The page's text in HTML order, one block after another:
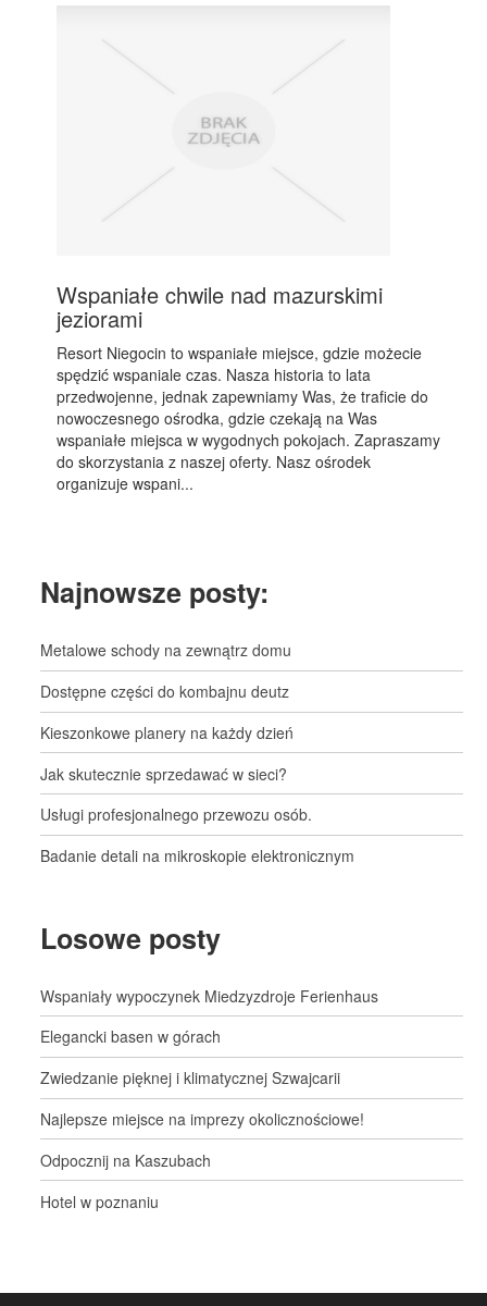
Wspaniałe chwile nad mazurskimi
jeziorami
Resort Niegocin to wspaniałe miejsce, gdzie możecie
spędzić wspaniale czas. Nasza historia to lata
przedwojenne, jednak zapewniamy Was, że traficie do
nowoczesnego ośrodka, gdzie czekają na Was
wspaniałe miejsca w wygodnych pokojach. Zapraszamy
do skorzystania z naszej oferty. Nasz ośrodek
organizuje wspani...
Najnowsze posty:
Metalowe schody na zewnątrz domu
Dostępne części do kombajnu deutz
Kieszonkowe planery na każdy dzień
Jak skutecznie sprzedawać w sieci?
Usługi profesjonalnego przewozu osób.
Badanie detali na mikroskopie elektronicznym
Losowe posty
Wspaniały wypoczynek Miedzyzdroje Ferienhaus
Elegancki basen w górach
Zwiedzanie pięknej i klimatycznej Szwajcarii
Najlepsze miejsce na imprezy okolicznościowe!
Odpocznij na Kaszubach
Hotel w poznaniu